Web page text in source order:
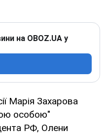
на OBOZ.UA у
Марія Захарова
особою"
РФ, Олени